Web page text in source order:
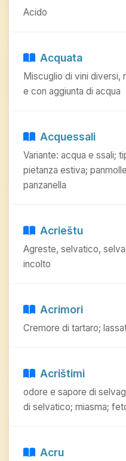
Acido
Acquata
Miscuglio di vini diversi,
e con aggiunta di acqua
Acquessali
Variante: acqua e ssali;
pietanza estiva;
panzanella
Acrieštu
Agreste, selvatico,
incolto
Acrimori
Cremore di tartaro;
Acrištimi
odore e sapore di
di selvatico; miasma;
Acru